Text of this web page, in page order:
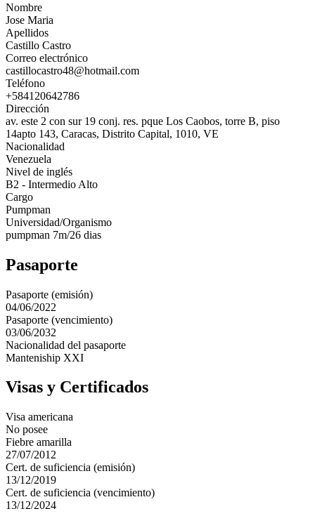
Nombre
Jose Maria
Apellidos
Castillo Castro
Correo electrónico
castillocastro48@hotmail.com
Teléfono
+584120642786
Dirección
av. este 2 con sur 19 conj. res. pque Los Caobos, torre B, piso
14apto 143, Caracas, Distrito Capital, 1010, VE
Nacionalidad
Venezuela
Nivel de inglés
B2 - Intermedio Alto
Cargo
Pumpman
Universidad/Organismo
pumpman 7m/26 dias
Pasaporte
Pasaporte (emisión)
04/06/2022
Pasaporte (vencimiento)
03/06/2032
Nacionalidad del pasaporte
Manteniship XXI
Visas y Certificados
Visa americana
No posee
Fiebre amarilla
27/07/2012
Cert. de suficiencia (emisión)
13/12/2019
Cert. de suficiencia (vencimiento)
13/12/2024